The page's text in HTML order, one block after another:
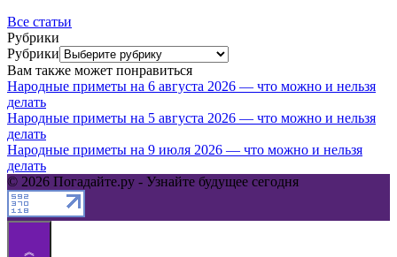
Все статьи
Рубрики
Рубрики
Вам также может понравиться
Народные приметы на 6 августа 2026 — что можно и нельзя
делать
Народные приметы на 5 августа 2026 — что можно и нельзя
делать
Народные приметы на 9 июля 2026 — что можно и нельзя
делать
© 2026 Погадайте.ру - Узнайте будущее сегодня